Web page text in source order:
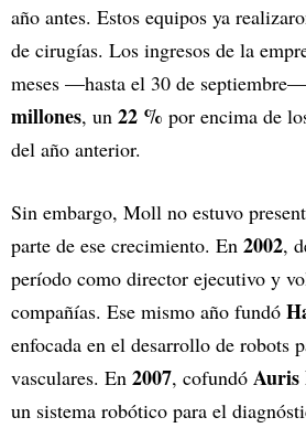
año antes. Estos equipos ya
de cirugías. Los ingresos de la
meses —hasta el 30 de
millones, un 22 % por encima de
del año anterior.
Sin embargo, Moll no estuvo
parte de ese crecimiento. En 2002,
período como director ejecutivo y
compañías. Ese mismo año fundó
enfocada en el desarrollo de robots
vasculares. En 2007, cofundó Auris
un sistema robótico para el